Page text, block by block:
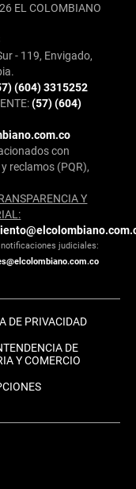
EL COLOMBIANO
- 119, Envigado,
(604) 3315252
(57) (604)
con
reclamos (PQR),
Y
judiciales:
DE PRIVACIDAD
DE
Y COMERCIO